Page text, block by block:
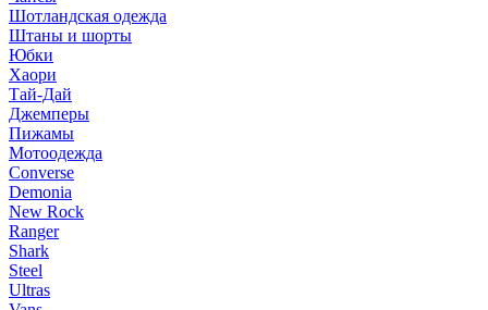
Шотландская одежда
Штаны и шорты
Юбки
Хаори
Тай-Дай
Джемперы
Пижамы
Мотоодежда
Converse
Demonia
New Rock
Ranger
Shark
Steel
Ultras